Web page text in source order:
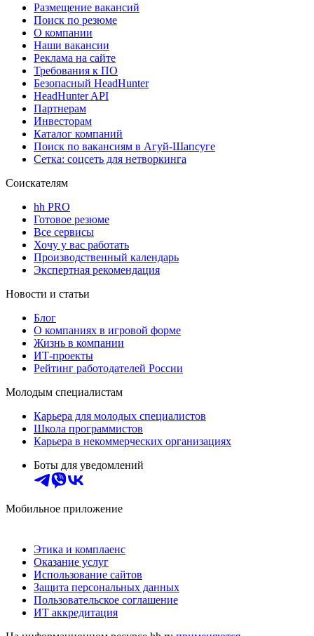
Размещение вакансий
Поиск по резюме
О компании
Наши вакансии
Реклама на сайте
Требования к ПО
Безопасный HeadHunter
HeadHunter API
Партнерам
Инвесторам
Каталог компаний
Поиск по вакансиям в Агуй-Шапсуге
Сетка: соцсеть для нетворкинга
Соискателям
hh PRO
Готовое резюме
Все сервисы
Хочу у вас работать
Производственный календарь
Экспертная рекомендация
Новости и статьи
Блог
О компаниях в игровой форме
Жизнь в компании
ИТ-проекты
Рейтинг работодателей России
Молодым специалистам
Карьера для молодых специалистов
Школа программистов
Карьера в некоммерческих организациях
Боты для уведомлений
Мобильное приложение
Этика и комплаенс
Оказание услуг
Использование сайтов
Защита персональных данных
Пользовательское соглашение
ИТ аккредитация